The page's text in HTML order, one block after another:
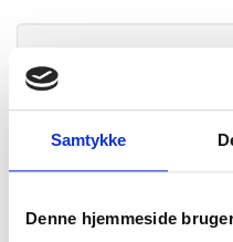
Samtykke
Denne hjemmeside
299,95 DKK
Plus leveringsomkostninger.
pakkeshop ved køb over
Ikke på lager